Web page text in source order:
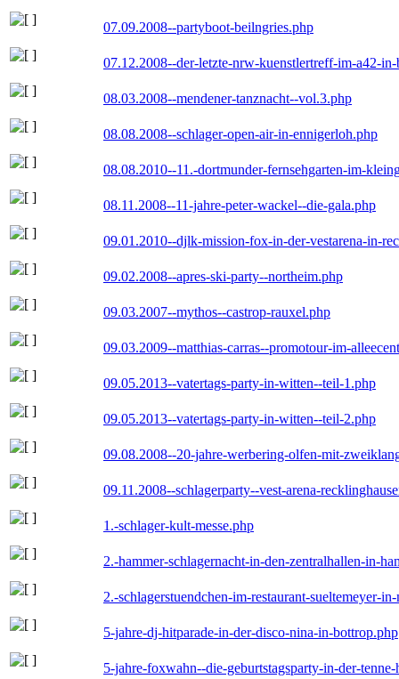
07.09.2008--partyboot-beilngries.php
07.12.2008--der-letzte-nrw-kuenstlertreff-im-a42-
08.03.2008--mendener-tanznacht--vol.3.php
08.08.2008--schlager-open-air-in-ennigerloh.php
08.08.2010--11.-dortmunder-fernsehgarten-im-
08.11.2008--11-jahre-peter-wackel--die-gala.php
09.01.2010--djlk-mission-fox-in-der-vestarena-in-
09.02.2008--apres-ski-party--northeim.php
09.03.2007--mythos--castrop-rauxel.php
09.03.2009--matthias-carras--promotour-im-
09.05.2013--vatertags-party-in-witten--teil-1.php
09.05.2013--vatertags-party-in-witten--teil-2.php
09.08.2008--20-jahre-werbering-olfen-mit-
09.11.2008--schlagerparty--vest-arena-
1.-schlager-kult-messe.php
2.-hammer-schlagernacht-in-den-zentralhallen-in-
2.-schlagerstuendchen-im-restaurant-sueltemeyer-
5-jahre-dj-hitparade-in-der-disco-nina-in-bottrop.php
5-jahre-foxwahn--die-geburtstagsparty-in-der-tenne-